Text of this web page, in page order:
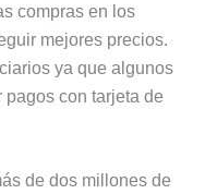
compras en los
mejores precios.
ya que algunos
con tarjeta de
de dos millones de